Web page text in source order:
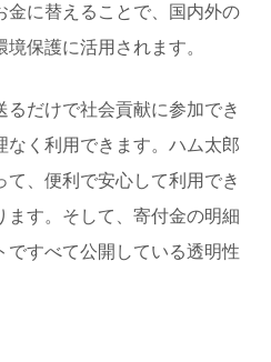
金に替えることで、国内外の
保護に活用されます。
だけで社会貢献に参加でき
なく利用できます。ハム太郎
て、便利で安心して利用でき
ます。そして、寄付金の明細
ですべて公開している透明性